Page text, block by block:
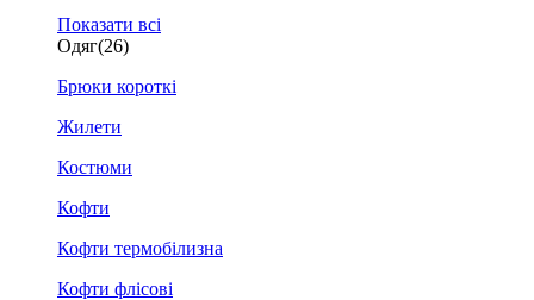
Показати всі
Одяг(26)
Брюки короткі
Жилети
Костюми
Кофти
Кофти термобілизна
Кофти флісові